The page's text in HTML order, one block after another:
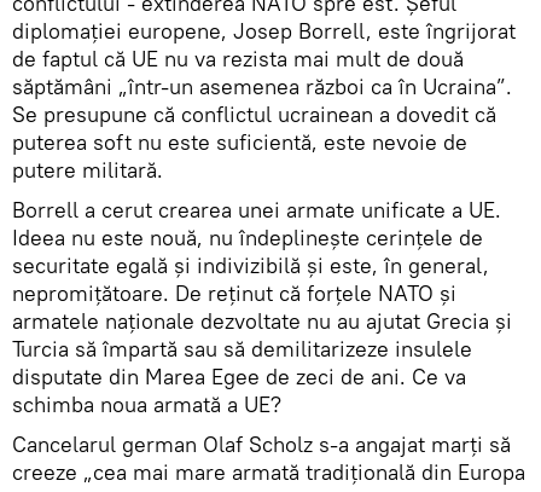
diplomației europene, Josep Borrell, este îngrijorat
de faptul că UE nu va rezista mai mult de două
săptămâni „într-un asemenea război ca în Ucraina”.
Se presupune că conflictul ucrainean a dovedit că
puterea soft nu este suficientă, este nevoie de
putere militară.
Borrell a cerut crearea unei armate unificate a UE.
Ideea nu este nouă, nu îndeplinește cerințele de
securitate egală și indivizibilă și este, în general,
nepromițătoare. De reținut că forțele NATO și
armatele naționale dezvoltate nu au ajutat Grecia și
Turcia să împartă sau să demilitarizeze insulele
disputate din Marea Egee de zeci de ani. Ce va
schimba noua armată a UE?
Cancelarul german Olaf Scholz s-a angajat marți să
creeze „cea mai mare armată tradițională din Europa